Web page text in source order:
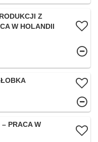
Z
W HOLANDII
– PRACA W